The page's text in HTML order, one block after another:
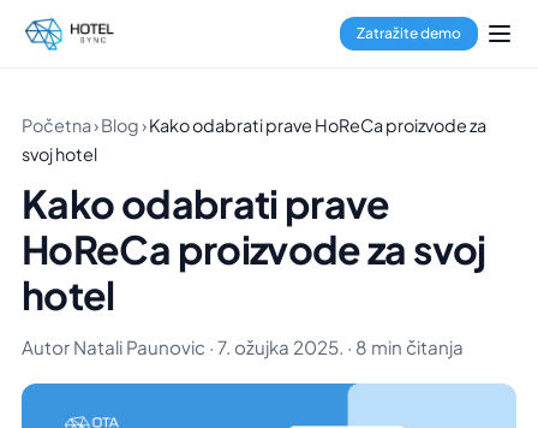
Zatražite demo
Početna›Blog›Kako odabrati prave HoReCa proizvode za
svoj hotel
Kako odabrati prave
HoReCa proizvode za svoj
hotel
Autor Natali Paunovic · 7. ožujka 2025. · 8 min čitanja